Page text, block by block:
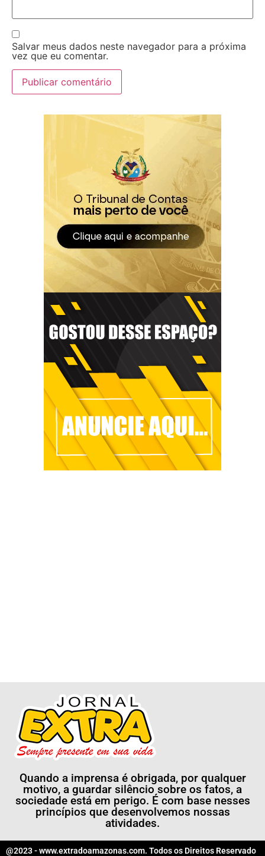
Salvar meus dados neste navegador para a próxima
vez que eu comentar.
Quando a imprensa é obrigada, por qualquer
motivo, a guardar silêncio sobre os fatos, a
sociedade está em perigo. É com base nesses
princípios que desenvolvemos nossas
atividades.
@2023 - www.extradoamazonas.com. Todos os Direitos Reservado